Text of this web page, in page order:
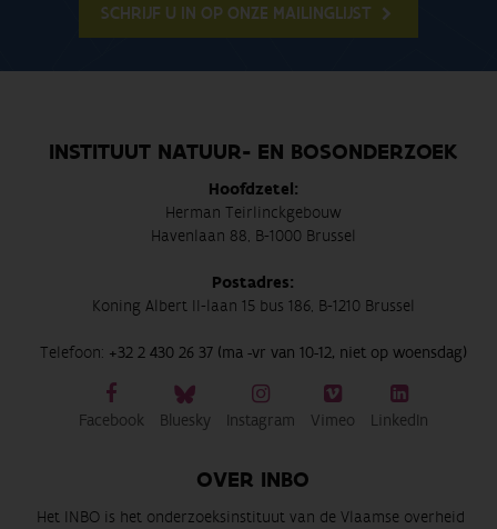
SCHRIJF U IN OP ONZE MAILINGLIJST
INSTITUUT NATUUR- EN BOSONDERZOEK
Hoofdzetel:
Herman Teirlinckgebouw
Havenlaan 88, B-1000 Brussel
Postadres:
Koning Albert II-laan 15 bus 186, B-1210 Brussel
Telefoon: +32 2 430 26 37 (ma -vr van 10-12, niet op woensdag)
Facebook Bluesky Instagram Vimeo LinkedIn
OVER INBO
Het INBO is het onderzoeksinstituut van de Vlaamse overheid